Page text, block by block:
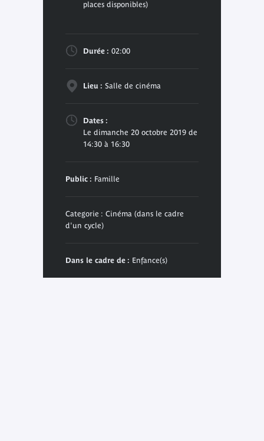
places disponibles)
Durée : 02:00
Lieu : Salle de cinéma
Dates :
Le dimanche 20 octobre 2019 de
14:30 à 16:30
Public : Famille
Categorie : Cinéma (dans le cadre
d'un cycle)
Dans le cadre de : Enfance(s)